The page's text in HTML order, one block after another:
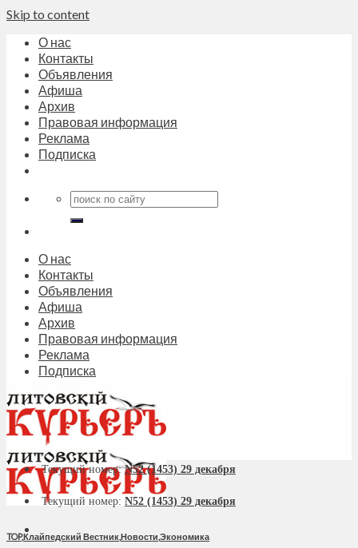
Skip to content
О нас
Контакты
Объявления
Афиша
Архив
Правовая информация
Реклама
Подписка
О нас
Контакты
Объявления
Афиша
Архив
Правовая информация
Реклама
Подписка
Текущий номер:N52 (1453) 29 декабря
Текущий номер: N52 (1453) 29 декабря
TOP,Клайпедский Вестник,Новости,Экономика